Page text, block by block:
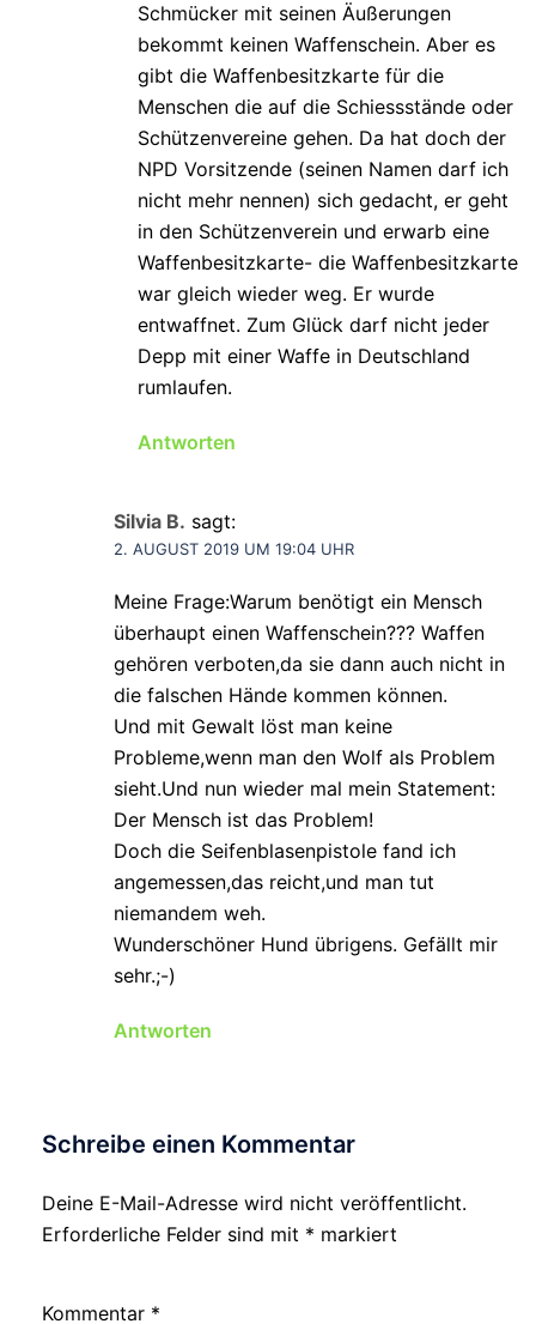
Schmücker mit seinen Äußerungen
bekommt keinen Waffenschein. Aber es
gibt die Waffenbesitzkarte für die
Menschen die auf die Schiessstände oder
Schützenvereine gehen. Da hat doch der
NPD Vorsitzende (seinen Namen darf ich
nicht mehr nennen) sich gedacht, er geht
in den Schützenverein und erwarb eine
Waffenbesitzkarte- die Waffenbesitzkarte
war gleich wieder weg. Er wurde
entwaffnet. Zum Glück darf nicht jeder
Depp mit einer Waffe in Deutschland
rumlaufen.
Antworten
Silvia B. sagt:
2. AUGUST 2019 UM 19:04 UHR
Meine Frage:Warum benötigt ein Mensch
überhaupt einen Waffenschein??? Waffen
gehören verboten,da sie dann auch nicht in
die falschen Hände kommen können.
Und mit Gewalt löst man keine
Probleme,wenn man den Wolf als Problem
sieht.Und nun wieder mal mein Statement:
Der Mensch ist das Problem!
Doch die Seifenblasenpistole fand ich
angemessen,das reicht,und man tut
niemandem weh.
Wunderschöner Hund übrigens. Gefällt mir
sehr.;-)
Antworten
Schreibe einen Kommentar
Deine E-Mail-Adresse wird nicht veröffentlicht.
Erforderliche Felder sind mit * markiert
Kommentar *